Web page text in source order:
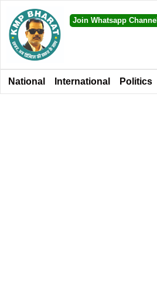
Join Whatsapp Channel
National International Politics